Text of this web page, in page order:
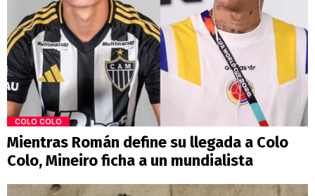
COLO COLO
Mientras Román define su llegada a Colo
Colo, Mineiro ficha a un mundialista